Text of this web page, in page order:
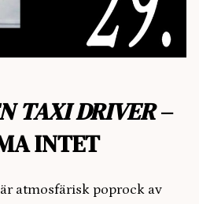
TAXI DRIVER–
INTET
är atmosfärisk poprock av